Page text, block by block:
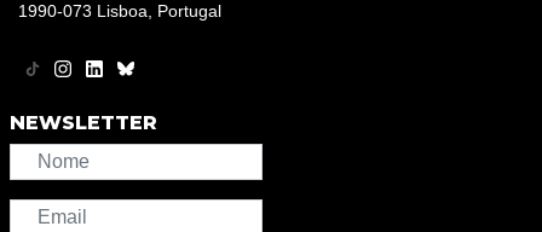
1990-073 Lisboa, Portugal
NEWSLETTER